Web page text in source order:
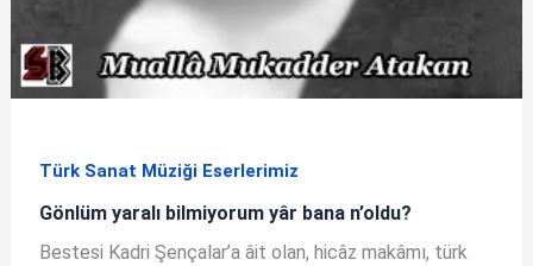
Türk Sanat Müziği Eserlerimiz
Gönlüm yaralı bilmiyorum yâr bana n’oldu?
Bestesi Kadri Şençalar’a âit olan, hicâz makâmı, türk